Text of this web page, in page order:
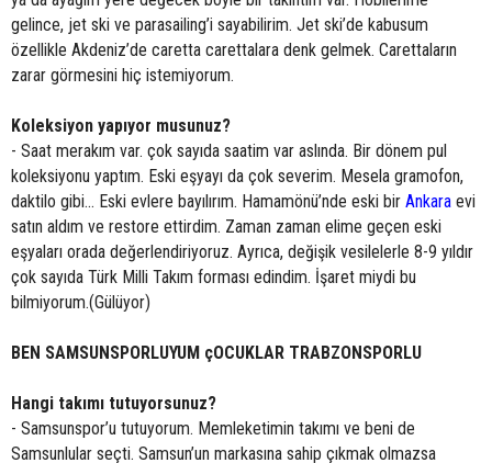
gelince, jet ski ve parasailing’i sayabilirim. Jet ski’de kabusum
özellikle Akdeniz’de caretta carettalara denk gelmek. Carettaların
zarar görmesini hiç istemiyorum.
Koleksiyon yapıyor musunuz?
- Saat merakım var. çok sayıda saatim var aslında. Bir dönem pul
koleksiyonu yaptım. Eski eşyayı da çok severim. Mesela gramofon,
daktilo gibi... Eski evlere bayılırım. Hamamönü’nde eski bir Ankara evi
satın aldım ve restore ettirdim. Zaman zaman elime geçen eski
eşyaları orada değerlendiriyoruz. Ayrıca, değişik vesilelerle 8-9 yıldır
çok sayıda Türk Milli Takım forması edindim. İşaret miydi bu
bilmiyorum.(Gülüyor)
BEN SAMSUNSPORLUYUM çOCUKLAR TRABZONSPORLU
Hangi takımı tutuyorsunuz?
- Samsunspor’u tutuyorum. Memleketimin takımı ve beni de
Samsunlular seçti. Samsun’un markasına sahip çıkmak olmazsa